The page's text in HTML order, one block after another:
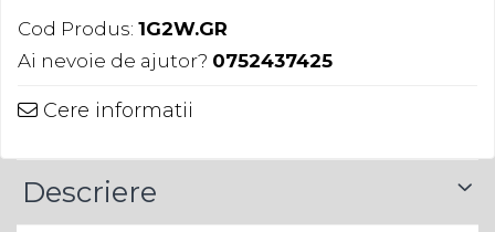
Cod Produs: 1G2W.GR
Ai nevoie de ajutor? 0752437425
Cere informatii
Descriere